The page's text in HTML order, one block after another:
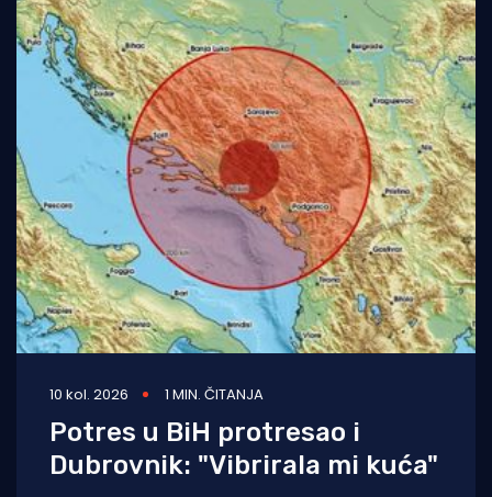
10 kol. 2026 1 MIN. ČITANJA
Potres u BiH protresao i
Dubrovnik: "Vibrirala mi kuća"